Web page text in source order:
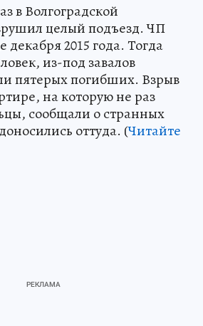
в Волгоградской
целый подъезд. ЧП
декабря 2015 года. Тогда
из-под завалов
пятерых погибших. Взрыв
на которую не раз
сообщали о странных
оттуда. (Читайте